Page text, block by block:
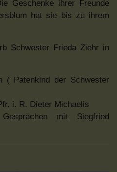
Geschenke ihrer Freunde
hat sie bis zu ihrem
Schwester Frieda Ziehr in
( Patenkind der Schwester
i. R. Dieter Michaelis
mit Siegfried